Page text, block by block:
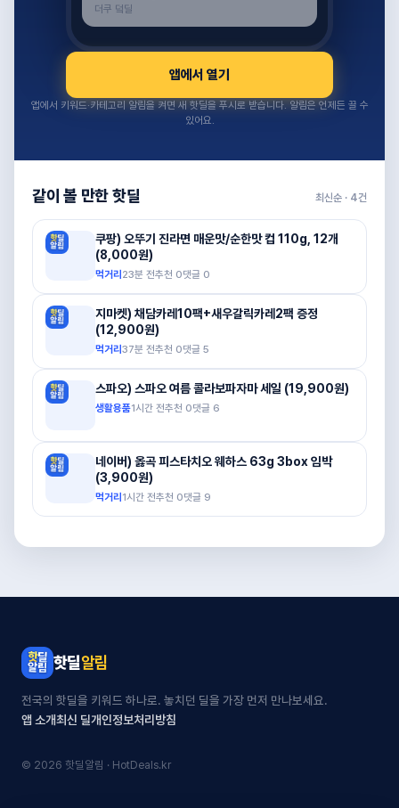
더쿠 덬딜
앱에서 열기
앱에서 키워드·카테고리 알림을 켜면 새 핫딜을 푸시로 받습니다. 알림은 언제든 끌 수
있어요.
같이 볼 만한 핫딜 최신순 · 4건
쿠팡) 오뚜기 진라면 매운맛/순한맛 컵 110g, 12개
(8,000원)
먹거리 23분 전추천 0댓글 0
지마켓) 채담카레10팩+새우갈릭카레2팩 증정
(12,900원)
먹거리 37분 전추천 0댓글 5
스파오) 스파오 여름 콜라보파자마 세일 (19,900원)
생활용품1시간 전추천 0댓글 6
네이버) 옳곡 피스타치오 웨하스 63g 3box 임박
(3,900원)
먹거리 1시간 전추천 0댓글 9
핫딜알림
전국의 핫딜을 키워드 하나로. 놓치던 딜을 가장 먼저 만나보세요.
앱 소개최신 딜개인정보처리방침
© 2026 핫딜알림 · HotDeals.kr